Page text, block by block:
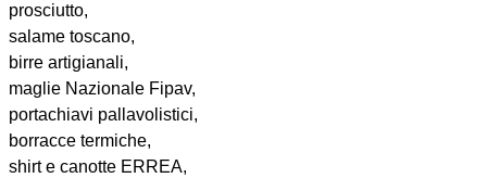
prosciutto,
salame toscano,
birre artigianali,
maglie Nazionale Fipav,
portachiavi pallavolistici,
borracce termiche,
shirt e canotte ERREA,